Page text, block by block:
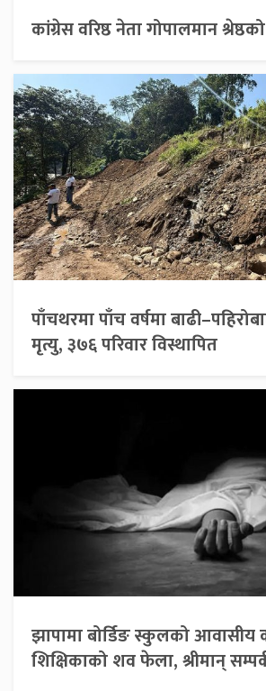
कांग्रेस वरिष्ठ नेता गोपालमान
पाँचथरमा पाँच वर्षमा
मृत्यु, ३७६ परिवार विस्थापित
झापामा बोर्डिङ स्कुलको आवासीय
शिक्षिकाको शव फेला, श्रीमान्